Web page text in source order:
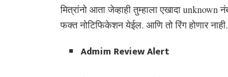
मित्रांनो आता जेव्हाही तुम्हाला एखादा
फक्त नोटिफिकेशन येईल. आणि तो रिंग होणार
Admim Review Alert